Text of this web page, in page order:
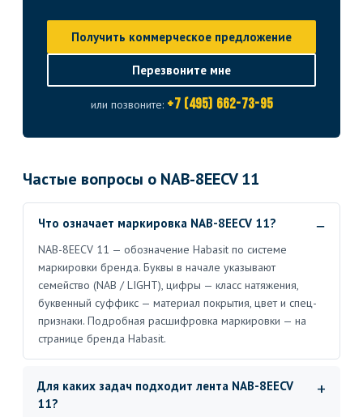
Получить коммерческое предложение
Перезвоните мне
или позвоните: +7 (495) 662-73-95
Частые вопросы о NAB-8EECV 11
Что означает маркировка NAB-8EECV 11?
NAB-8EECV 11 — обозначение Habasit по системе
маркировки бренда. Буквы в начале указывают
семейство (NAB / LIGHT), цифры — класс натяжения,
буквенный суффикс — материал покрытия, цвет и спец-
признаки. Подробная расшифровка маркировки — на
странице бренда Habasit.
Для каких задач подходит лента NAB-8EECV
11?